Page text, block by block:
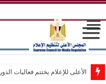
الأعلى للإعلام يختتم فعاليات